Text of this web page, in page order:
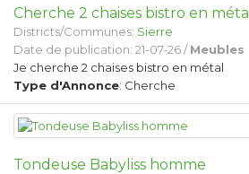
Cherche 2 chaises bistro en métal
Districts/Communes: Sierre
Date de publication: 21-07-26 /Meubles
Je cherche 2 chaises bistro en métal
Type d'Annonce: Cherche
Tondeuse Babyliss homme